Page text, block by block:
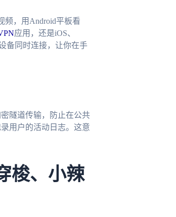
频，用Android平板看
应用，还是iOS、
备同时连接，让你在手
隧道传输，防止在公共
用户的活动日志。这意
梭、小辣